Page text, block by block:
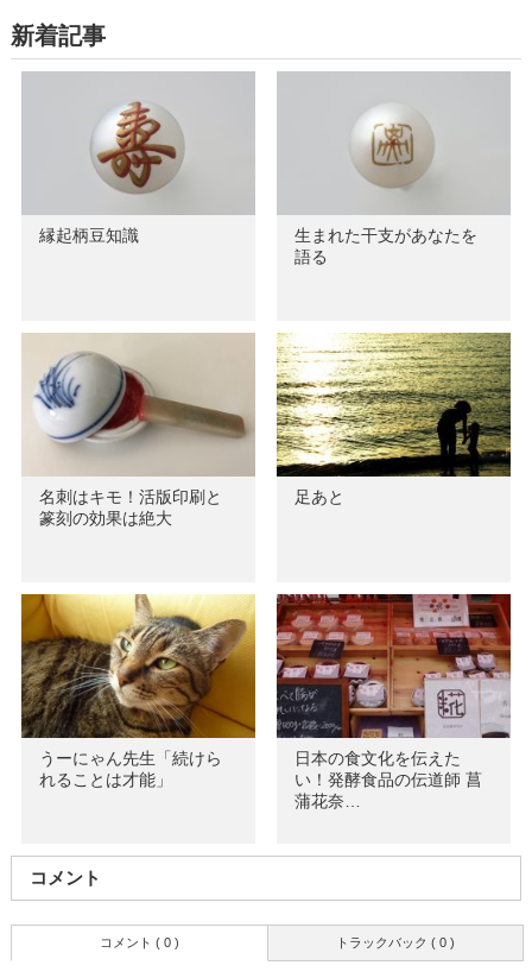
新着記事
縁起柄豆知識
生まれた干支があなたを
語る
名刺はキモ！活版印刷と
篆刻の効果は絶大
足あと
うーにゃん先生「続けら
れることは才能」
日本の食文化を伝えた
い！発酵食品の伝道師 菖
蒲花奈…
コメント
トラックバック ( 0 )
コメント ( 0 )